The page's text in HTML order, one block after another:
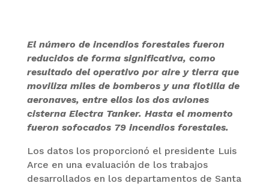
El número de incendios forestales fueron
reducidos de forma significativa, como
resultado del operativo por aire y tierra que
moviliza miles de bomberos y una flotilla de
aeronaves, entre ellos los dos aviones
cisterna Electra Tanker. Hasta el momento
fueron sofocados 79 incendios forestales.
Los datos los proporcionó el presidente Luis
Arce en una evaluación de los trabajos
desarrollados en los departamentos de Santa